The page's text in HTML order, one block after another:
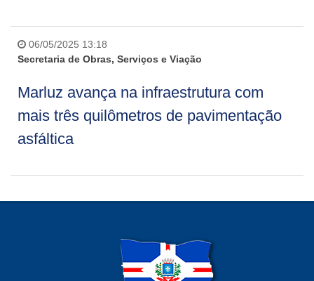
06/05/2025 13:18
Secretaria de Obras, Serviços e Viação
Marluz avança na infraestrutura com
mais três quilômetros de pavimentação
asfáltica